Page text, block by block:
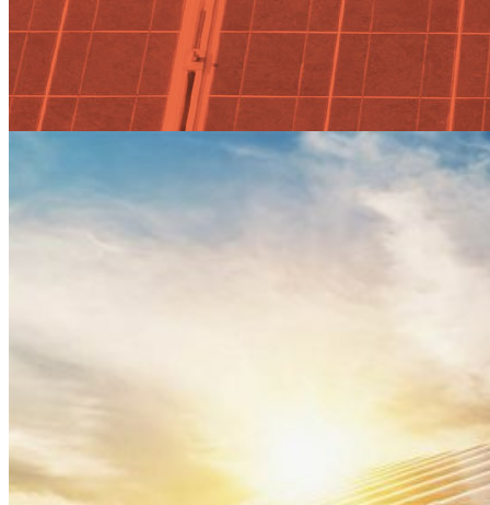
Actualidad